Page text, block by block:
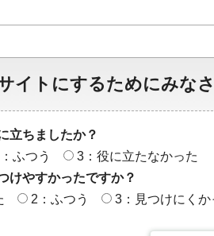
イトにするためにみな
立ちましたか？
ふつう
3：役に立たなかった
けやすかったですか？
2：ふつう 3：見つけにくか